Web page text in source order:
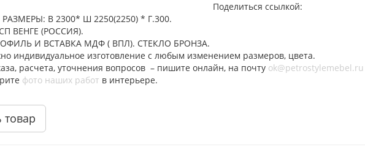
Поделиться ссылкой:
В 2300* Ш 2250(2250) * Г.300.
ВЕНГЕ (РОССИЯ).
И ВСТАВКА МДФ ( ВПЛ). СТЕКЛО БРОНЗА.
индивидуальное изготовление с любым изменением размеров, цвета.
расчета, уточнения вопросов – пишите онлайн, на почту ok@petrostylemebel.ru
фото наших работ в интерьере.
товар